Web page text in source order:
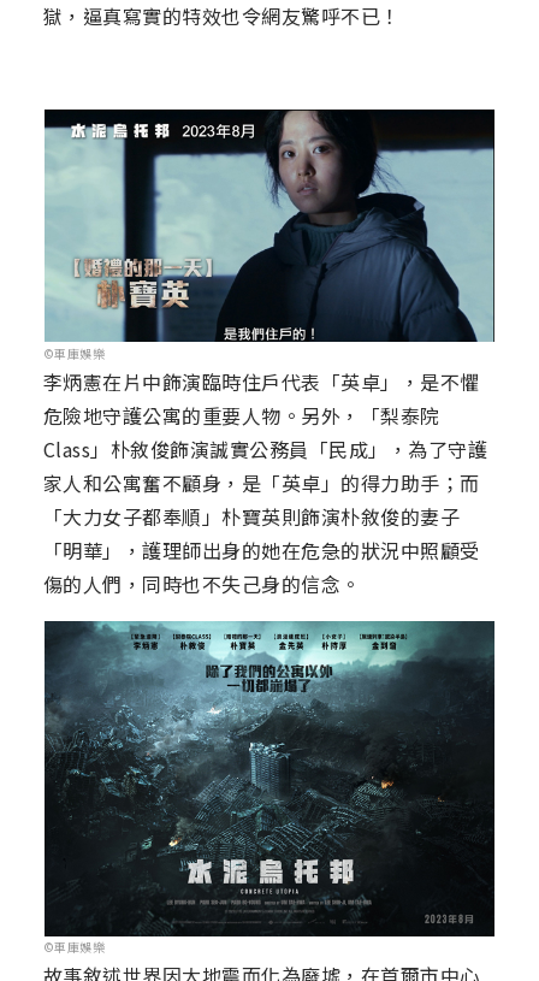
獄，逼真寫實的特效也令網友驚呼不已！
©車庫娛樂
李炳憲在片中飾演臨時住戶代表「英卓」，是不懼
危險地守護公寓的重要人物。另外，「梨泰院
Class」朴敘俊飾演誠實公務員「民成」，為了守護
家人和公寓奮不顧身，是「英卓」的得力助手；而
「大力女子都奉順」朴寶英則飾演朴敘俊的妻子
「明華」，護理師出身的她在危急的狀況中照顧受
傷的人們，同時也不失己身的信念。
©車庫娛樂